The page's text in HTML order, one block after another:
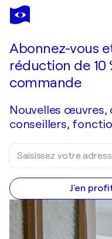
LIVIA PROF. DR. KÜFFNER
Innenhof Palazzo Vecchio
Abonnez-vous
réduction de 10
commande
Nouvelles
conseillers,
J'en